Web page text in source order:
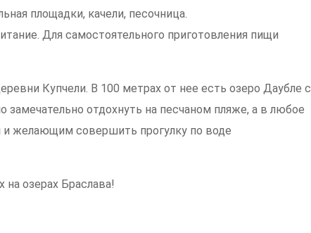
площадки, качели, песочница.
Для самостоятельного приготовления пищи
Купчели. В 100 метрах от нее есть озеро Даубле с
отдохнуть на песчаном пляже, а в любое
желающим совершить прогулку по воде
озерах Браслава!